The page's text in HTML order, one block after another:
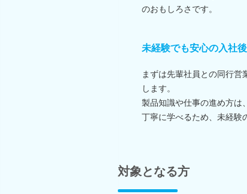
のおもしろさです。
未経験でも安心の入社
まずは先輩社員との同行営
します。
製品知識や仕事の進め方は
丁寧に学べるため、未経験
対象となる方